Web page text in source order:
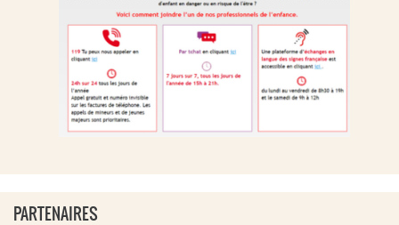
PARTENAIRES